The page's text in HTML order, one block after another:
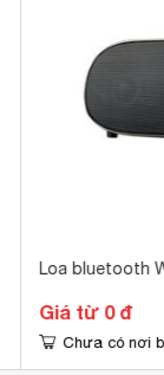
Loa bluetooth
Giá từ 0 đ
Chưa có nơi